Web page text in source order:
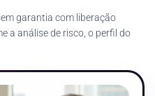
garantia com liberação
a análise de risco, o perfil do